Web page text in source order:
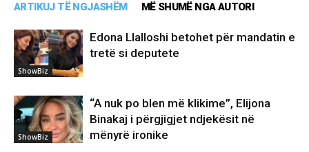
ARTIKUJ TË NGJASHËM MË SHUMË NGA AUTORI
ShowBiz
Edona Llalloshi betohet për mandatin e
tretë si deputete
ShowBiz
“A nuk po blen më klikime”, Elijona
Binakaj i përgjigjet ndjekësit në
mënyrë ironike